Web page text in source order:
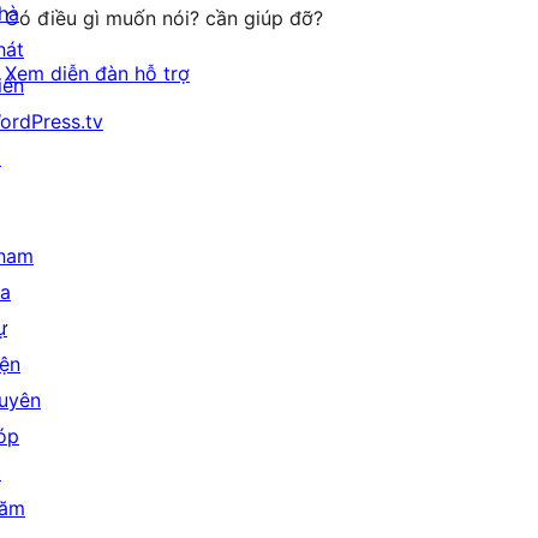
Có điều gì muốn nói? cần giúp đỡ?
Xem diễn đàn hỗ trợ